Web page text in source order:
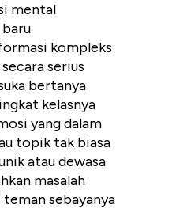
mental
kompleks
serius
bertanya
kelasnya
yang dalam
topik tak biasa
atau dewasa
masalah
sebayanya